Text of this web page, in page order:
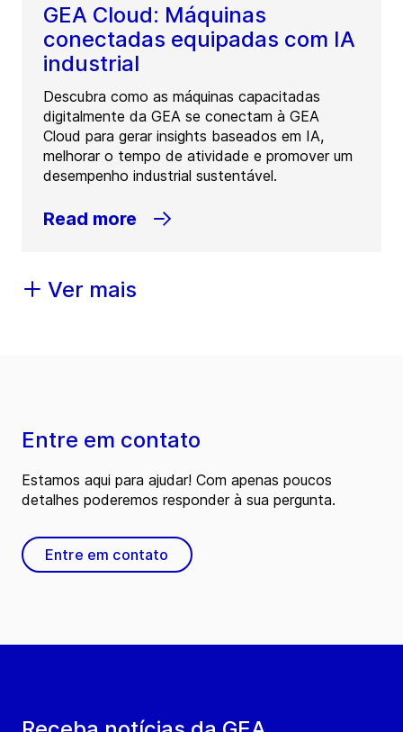
GEA Cloud: Máquinas
conectadas equipadas com IA
industrial
Descubra como as máquinas capacitadas
digitalmente da GEA se conectam à GEA
Cloud para gerar insights baseados em IA,
melhorar o tempo de atividade e promover um
desempenho industrial sustentável.
Read more
Ver mais
Entre em contato
Estamos aqui para ajudar! Com apenas poucos
detalhes poderemos responder à sua pergunta.
Entre em contato